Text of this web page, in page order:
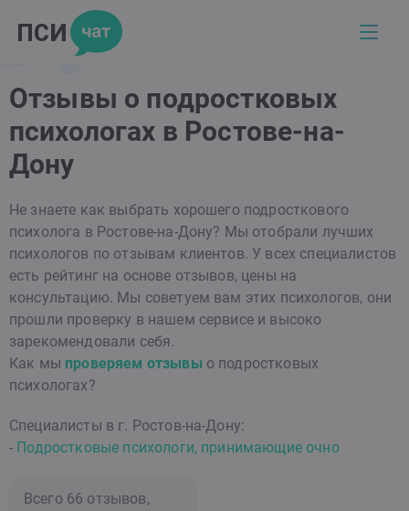
Отзывы о подростковых
психологах в Ростове-на-
Дону
Не знаете как выбрать хорошего подросткового
психолога в Ростове-на-Дону? Мы отобрали лучших
психологов по отзывам клиентов. У всех специалистов
есть рейтинг на основе отзывов, цены на
консультацию. Мы советуем вам этих психологов, они
прошли проверку в нашем сервисе и высоко
зарекомендовали себя.
Как мы проверяем отзывы о подростковых
психологах?
Специалисты в г. Ростов-на-Дону:
- Подростковые психологи, принимающие очно
Всего 66 отзывов,